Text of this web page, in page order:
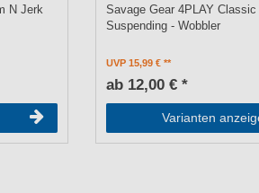
N Jerk
Savage Gear 4PLAY Classic
Suspending - Wobbler
UVP 15,99 €
ab 12,00 € *
Varianten